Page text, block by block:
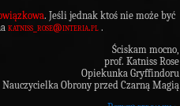
. Jeśli jednak ktoś nie może być
katniss_rose@interia.pl .
mocno,
prof. Katniss Rose
Opiekunka Gryffindoru
Nauczycielka Obrony przed Czarną Magią